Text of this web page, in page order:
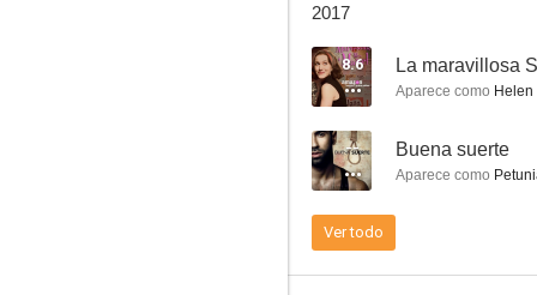
8.2
2017
8.6 La maravillosa
Aparece como Helen
-- Buena suerte
Aparece como
Ver todo